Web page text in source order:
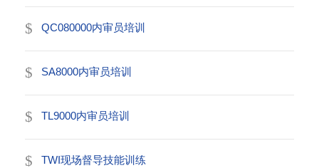
QC080000内审员培训
SA8000内审员培训
TL9000内审员培训
TWI现场督导技能训练